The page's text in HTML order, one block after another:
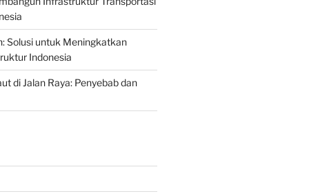
Solusi untuk Meningkatkan
Indonesia
di Jalan Raya: Penyebab dan